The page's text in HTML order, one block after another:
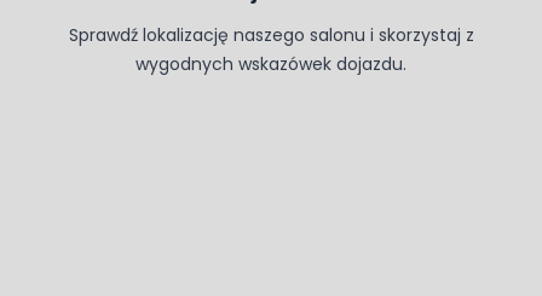
Sprawdź lokalizację naszego salonu i skorzystaj z
wygodnych wskazówek dojazdu.